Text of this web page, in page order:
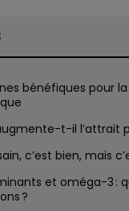
bénéfiques pour
t-il l’attrait
c’est bien, mais
et oméga-3 :
?